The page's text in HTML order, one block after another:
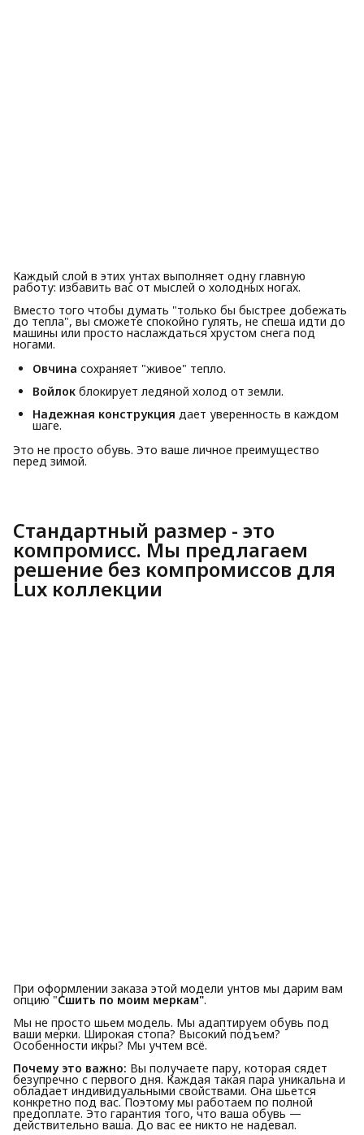
Каждый слой в этих унтах выполняет одну главную
работу: избавить вас от мыслей о холодных ногах.
Вместо того чтобы думать "только бы быстрее добежать
до тепла", вы сможете спокойно гулять, не спеша идти до
машины или просто наслаждаться хрустом снега под
ногами.
Овчина сохраняет "живое" тепло.
Войлок блокирует ледяной холод от земли.
Надежная конструкция дает уверенность в каждом
шаге.
Это не просто обувь. Это ваше личное преимущество
перед зимой.
Стандартный размер - это
компромисс. Мы предлагаем
решение без компромиссов для
Lux коллекции
При оформлении заказа этой модели унтов мы дарим вам
опцию "Сшить по моим меркам".
Мы не просто шьем модель. Мы адаптируем обувь под
ваши мерки. Широкая стопа? Высокий подъем?
Особенности икры? Мы учтем всё.
Почему это важно: Вы получаете пару, которая сядет
безупречно с первого дня. Каждая такая пара уникальна и
обладает индивидуальными свойствами. Она шьется
конкретно под вас. Поэтому мы работаем по полной
предоплате. Это гарантия того, что ваша обувь —
действительно ваша. До вас ее никто не надевал.